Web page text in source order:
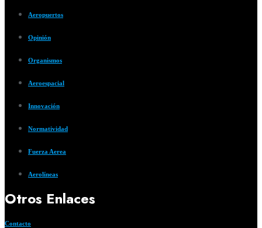
Aeropuertos
Opinión
Organismos
Aeroespacial
Innovación
Normatividad
Fuerza Aerea
Aerolíneas
Otros Enlaces
Contacto